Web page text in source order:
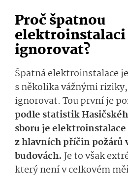
Proč špatnou
ignorovat?
Špatná elektroinstalace
s několika vážnými
ignorovat. Tou první je
podle statistik
sboru je
z hlavních příčin požárů
budovách. Je to však
který není v celkovém